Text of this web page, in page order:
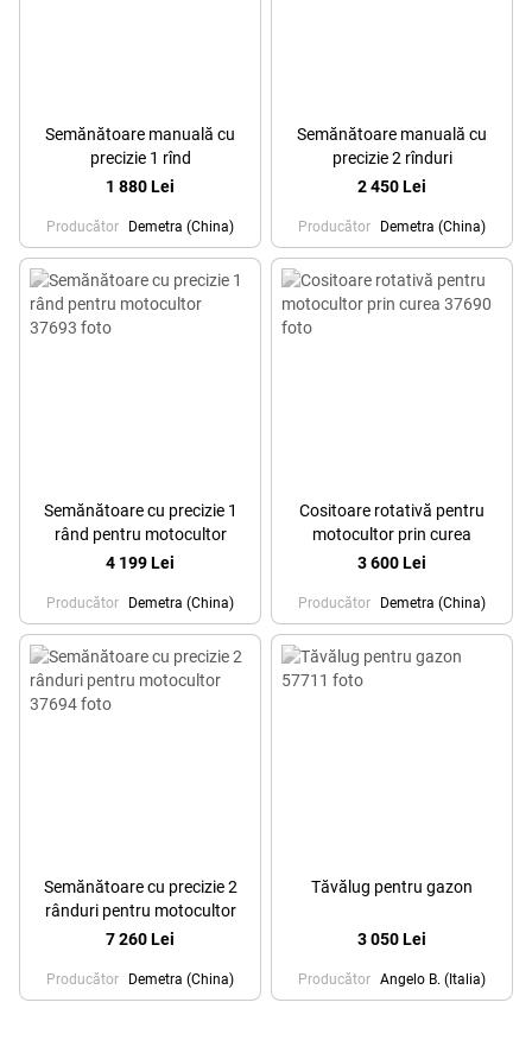
Semănătoare manuală cu
precizie 1 rînd
1 880 Lei
Producător Demetra (China)
Semănătoare manuală cu
precizie 2 rînduri
2 450 Lei
Producător Demetra (China)
Semănătoare cu precizie 1
rând pentru motocultor
4 199 Lei
Producător Demetra (China)
Cositoare rotativă pentru
motocultor prin curea
3 600 Lei
Producător Demetra (China)
Semănătoare cu precizie 2
rânduri pentru motocultor
7 260 Lei
Producător Demetra (China)
Tăvălug pentru gazon
3 050 Lei
Producător Angelo B. (Italia)